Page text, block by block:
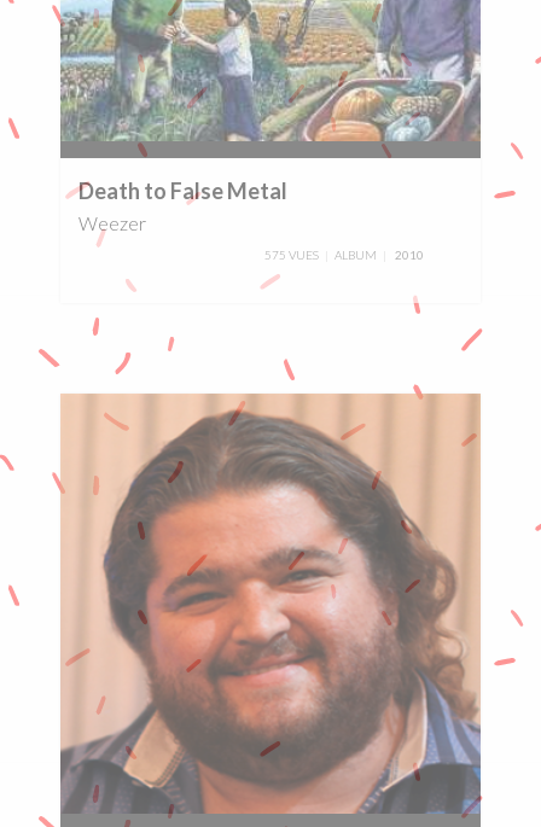
Death to False Metal
Weezer
575 VUES ALBUM 2010